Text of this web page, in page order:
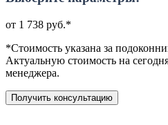
от 1 738 руб.*
*Стоимость указана за
Актуальную стоимость на
менеджера.
Получить консультацию